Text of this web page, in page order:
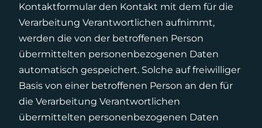
Kontaktformular den Kontakt mit dem für die
Verarbeitung Verantwortlichen aufnimmt,
werden die von der betroffenen Person
übermittelten personenbezogenen Daten
automatisch gespeichert. Solche auf freiwilliger
Basis von einer betroffenen Person an den für
die Verarbeitung Verantwortlichen
übermittelten personenbezogenen Daten